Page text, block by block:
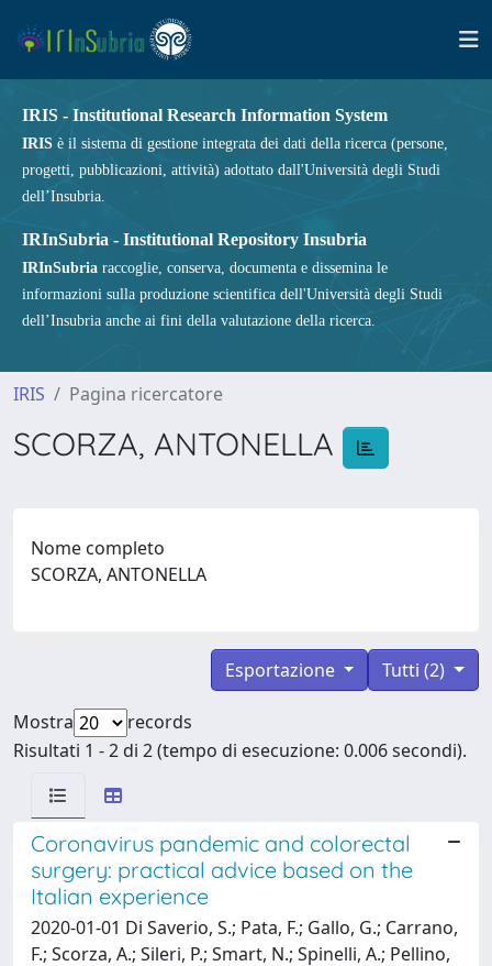
IRIS - Institutional Research Information System
IRIS è il sistema di gestione integrata dei dati della ricerca (persone,
progetti, pubblicazioni, attività) adottato dall'Università degli Studi
dell’Insubria.
IRInSubria - Institutional Repository Insubria
IRInSubria raccoglie, conserva, documenta e dissemina le
informazioni sulla produzione scientifica dell'Università degli Studi
dell’Insubria anche ai fini della valutazione della ricerca.
IRIS Pagina ricercatore
SCORZA, ANTONELLA
Nome completo
SCORZA, ANTONELLA
Tutti (2)
Esportazione
Mostra
records
Risultati 1 - 2 di 2 (tempo di esecuzione: 0.006 secondi).
Coronavirus pandemic and colorectal
surgery: practical advice based on the
Italian experience
2020-01-01 Di Saverio, S.; Pata, F.; Gallo, G.; Carrano,
F.; Scorza, A.; Sileri, P.; Smart, N.; Spinelli, A.; Pellino,